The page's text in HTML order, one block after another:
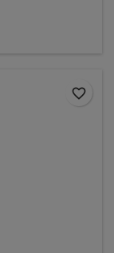
favorite_border